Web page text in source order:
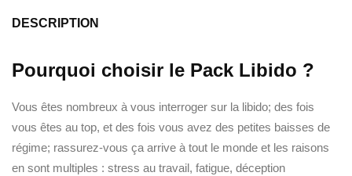
DESCRIPTION
Pourquoi choisir le Pack Libido ?
Vous êtes nombreux à vous interroger sur la libido; des fois
vous êtes au top, et des fois vous avez des petites baisses de
régime; rassurez-vous ça arrive à tout le monde et les raisons
en sont multiples : stress au travail, fatigue, déception